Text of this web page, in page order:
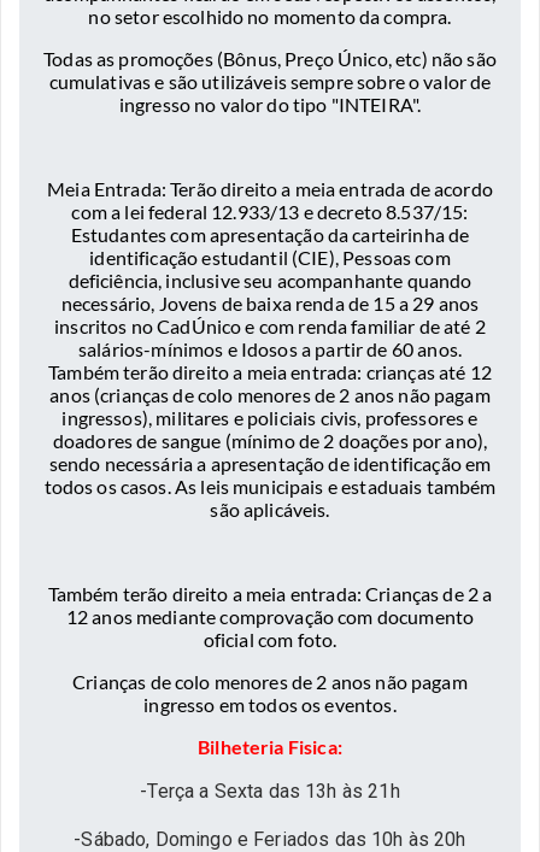
no setor escolhido no momento da compra.
Todas as promoções (Bônus, Preço Único, etc) não são
cumulativas e são utilizáveis sempre sobre o valor de
ingresso no valor do tipo "INTEIRA".
Meia Entrada: Terão direito a meia entrada de acordo
com a lei federal 12.933/13 e decreto 8.537/15:
Estudantes com apresentação da carteirinha de
identificação estudantil (CIE), Pessoas com
deficiência, inclusive seu acompanhante quando
necessário, Jovens de baixa renda de 15 a 29 anos
inscritos no CadÚnico e com renda familiar de até 2
salários-mínimos e Idosos a partir de 60 anos.
Também terão direito a meia entrada: crianças até 12
anos (crianças de colo menores de 2 anos não pagam
ingressos), militares e policiais civis, professores e
doadores de sangue (mínimo de 2 doações por ano),
sendo necessária a apresentação de identificação em
todos os casos. As leis municipais e estaduais também
são aplicáveis.
Também terão direito a meia entrada: Crianças de 2 a
12 anos mediante comprovação com documento
oficial com foto.
Crianças de colo menores de 2 anos não pagam
ingresso em todos os eventos.
Bilheteria Fisica:
-Terça a Sexta das 13h às 21h
-Sábado, Domingo e Feriados das 10h às 20h